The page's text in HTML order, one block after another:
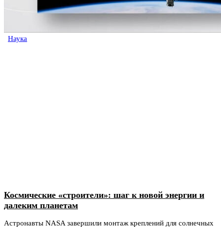
Наука
Космические «строители»: шаг к новой энергии и
далеким планетам
Астронавты NASA завершили монтаж креплений для солнечных